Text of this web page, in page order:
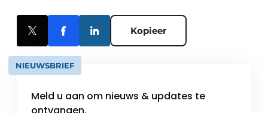
Kopieer
NIEUWSBRIEF
Meld u aan om nieuws & updates te
ontvangen.